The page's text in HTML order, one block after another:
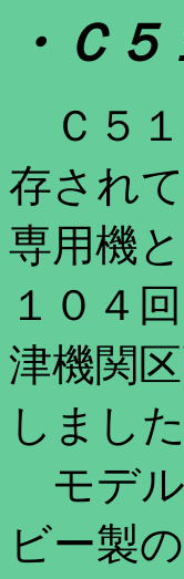
・Ｃ
Ｃ５
存され
専用機
１０４
津機関
しました
モデル
ビー製